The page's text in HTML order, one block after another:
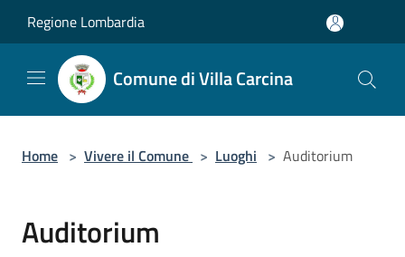
Regione Lombardia
Comune di Villa Carcina
Home > Vivere il Comune > Luoghi > Auditorium
Auditorium